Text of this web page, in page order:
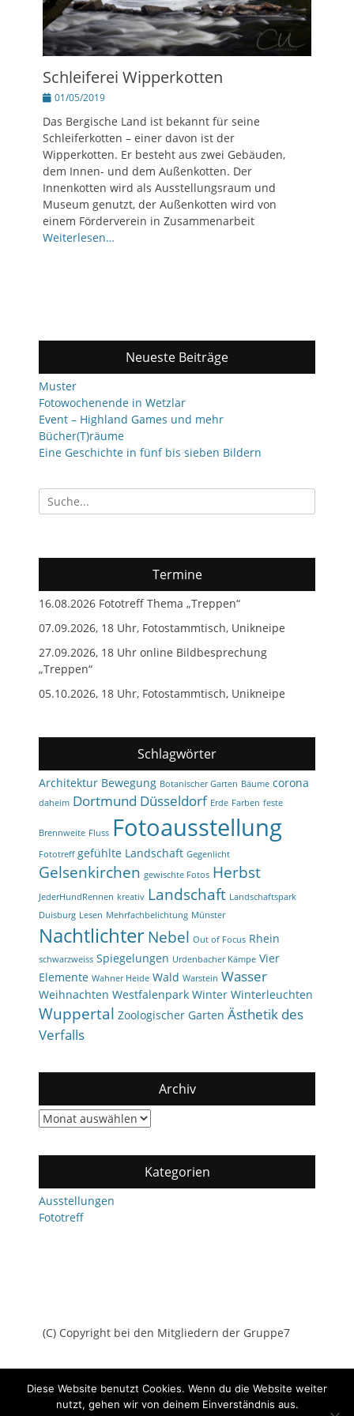
Schleiferei Wipperkotten
Posted
01/05/2019
Das Bergische Land ist bekannt für seine
Schleiferkotten – einer davon ist der
Wipperkotten. Er besteht aus zwei Gebäuden,
dem Innen- und dem Außenkotten. Der
Innenkotten wird als Ausstellungsraum und
Museum genutzt, der Außenkotten wird von
einem Förderverein in Zusammenarbeit
Weiterlesen…
Neueste Beiträge
Muster
Fotowochenende in Wetzlar
Event – Highland Games und mehr
Bücher(T)räume
Eine Geschichte in fünf bis sieben Bildern
Suchen
nach:
Termine
16.08.2026 Fototreff Thema „Treppen“
07.09.2026, 18 Uhr, Fotostammtisch, Unikneipe
27.09.2026, 18 Uhr online Bildbesprechung
„Treppen“
05.10.2026, 18 Uhr, Fotostammtisch, Unikneipe
Schlagwörter
Architektur Bewegung Botanischer Garten Bäume corona
daheim Dortmund Düsseldorf Erde Farben feste
Brennweite Fluss Fotoausstellung
Fototreff gefühlte Landschaft Gegenlicht
Gelsenkirchen gewischte Fotos Herbst
JederHundRennen kreativ Landschaft Landschaftspark
Duisburg Lesen Mehrfachbelichtung Münster
NachtlichterNebel Out of Focus Rhein
schwarzweiss Spiegelungen Urdenbacher Kämpe Vier
Elemente Wahner Heide Wald Warstein Wasser
Weihnachten Westfalenpark Winter Winterleuchten
Wuppertal Zoologischer Garten Ästhetik des
Verfalls
Archiv
Archiv
Kategorien
Ausstellungen
Fototreff
(C) Copyright bei den Mitgliedern der Gruppe7
Diese Website benutzt Cookies. Wenn du die Website weiter
nutzt, gehen wir von deinem Einverständnis aus.